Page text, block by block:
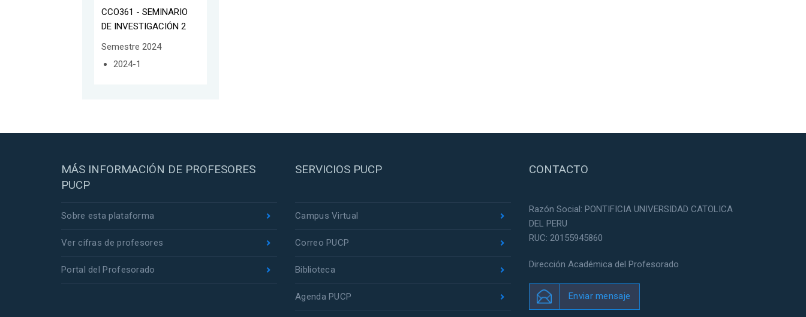
CCO361 - SEMINARIO
DE INVESTIGACIÓN 2
Semestre 2024
2024-1
MÁS INFORMACIÓN DE PROFESORES
PUCP
Sobre esta plataforma
Ver cifras de profesores
Portal del Profesorado
SERVICIOS PUCP
Campus Virtual
Correo PUCP
Biblioteca
Agenda PUCP
CONTACTO
Razón Social: PONTIFICIA UNIVERSIDAD CATOLICA
DEL PERU
RUC: 20155945860
Dirección Académica del Profesorado
Enviar mensaje